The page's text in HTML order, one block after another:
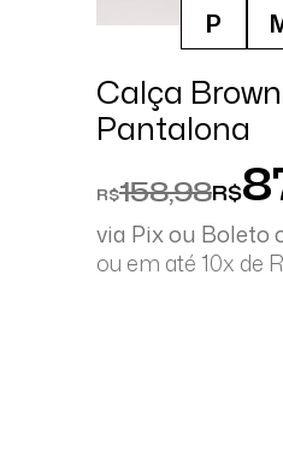
P
Calça
Pantalona
R$158,98R$
via Pix ou Boleto
ou em até 10x de